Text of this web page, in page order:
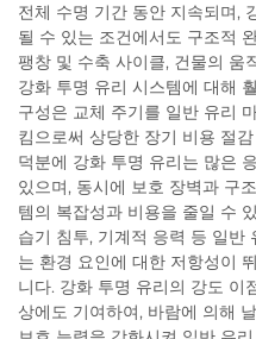
전체 수명 기간 동안 지속되며,
될 수 있는 조건에서도 구조적
팽창 및 수축 사이클, 건물의 움
강화 투명 유리 시스템에 대해
구성은 교체 주기를 일반 유리
킴으로써 상당한 장기 비용 절
덕분에 강화 투명 유리는 많은
있으며, 동시에 보호 장벽과 구
템의 복잡성과 비용을 줄일 수
습기 침투, 기계적 응력 등 일반
는 환경 요인에 대한 저항성이
니다. 강화 투명 유리의 강도 이
상에도 기여하여, 바람에 의해